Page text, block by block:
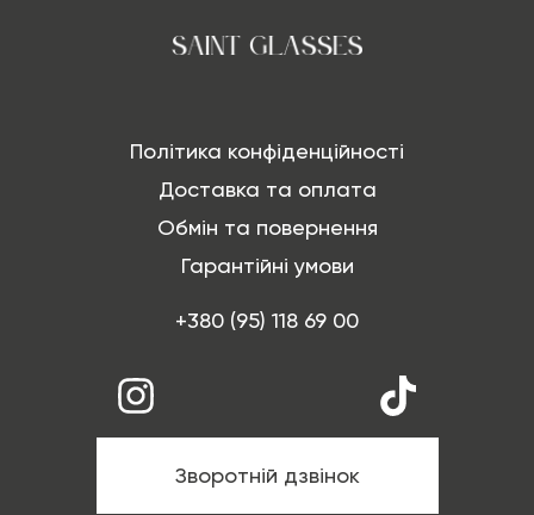
Політика конфіденційності
Доставка та оплата
Обмін та повернення
Гарантійні умови
+380 (95) 118 69 00
Зворотній дзвінок